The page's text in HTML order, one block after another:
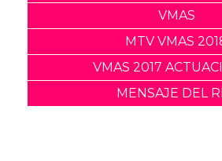
VMAS
MTV VMAS
VMAS 2017
MENSAJE DEL